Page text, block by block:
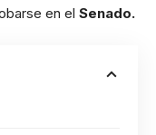
en el Senado.